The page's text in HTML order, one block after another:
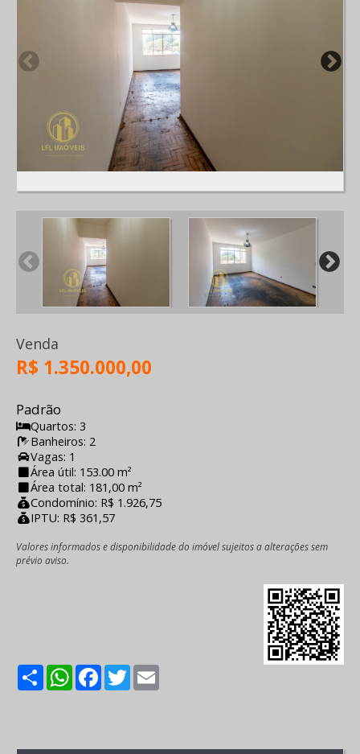
Venda
R$ 1.350.000,00
Padrão
Quartos: 3
Banheiros: 2
Vagas: 1
Área útil: 153.00 m²
Área total: 181,00 m²
Condomínio: R$ 1.926,75
IPTU: R$ 361,57
Valores informados e disponibilidade do imóvel sujeitos a alterações sem
prévio aviso.
ShareWhatsApp
Facebook
Twitter